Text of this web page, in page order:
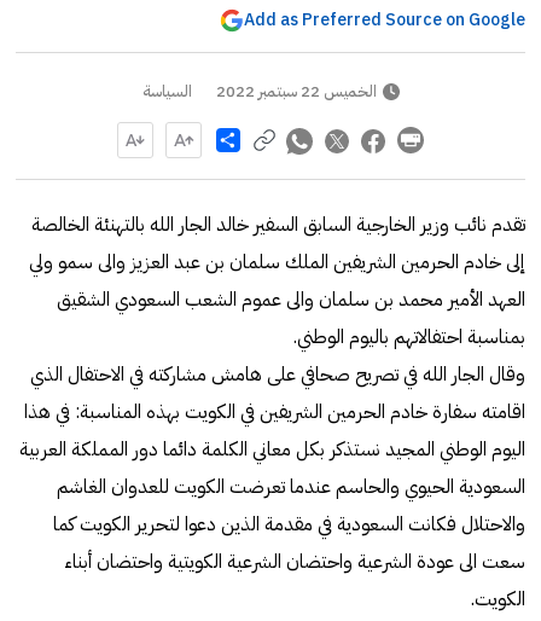
Add as Preferred Source on Google
الخميس 22 سبتمبر 2022 السياسة
Share
تقدم نائب وزير الخارجية السابق السفير خالد الجار الله بالتهنئة الخالصة
إلى خادم الحرمين الشريفين الملك سلمان بن عبد العزيز والى سمو ولي
العهد الأمير محمد بن سلمان والى عموم الشعب السعودي الشقيق
بمناسبة احتفالاتهم باليوم الوطني.
وقال الجار الله في تصريح صحافي على هامش مشاركته في الاحتفال الذي
اقامته سفارة خادم الحرمين الشريفين في الكويت بهذه المناسبة: في هذا
اليوم الوطني المجيد نستذكر بكل معاني الكلمة دائما دور المملكة العربية
السعودية الحيوي والحاسم عندما تعرضت الكويت للعدوان الغاشم
والاحتلال فكانت السعودية في مقدمة الذين دعوا لتحرير الكويت كما
سعت الى عودة الشرعية واحتضان الشرعية الكويتية واحتضان أبناء
الكويت.